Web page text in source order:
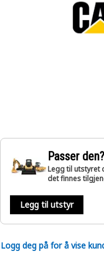
Passer den?
Legg til utstyret
det finnes
Legg til utstyr
Logg deg på for å vise